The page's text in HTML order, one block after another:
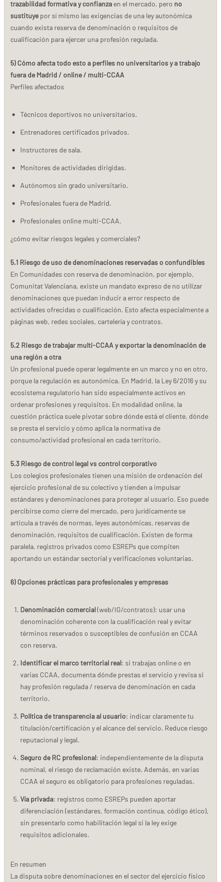
trazabilidad formativa y confianza en el mercado, pero no
sustituye por sí mismo las exigencias de una ley autonómica
cuando exista reserva de denominación o requisitos de
cualificación para ejercer una profesión regulada.
5) Cómo afecta todo esto a perfiles no universitarios y a trabajo
fuera de Madrid / online / multi-CCAA
Perfiles afectados
Técnicos deportivos no universitarios.
Entrenadores certificados privados.
Instructores de sala.
Monitores de actividades dirigidas.
Autónomos sin grado universitario.
Profesionales fuera de Madrid.
Profesionales online multi-CCAA.
¿cómo evitar riesgos legales y comerciales?
5.1 Riesgo de uso de denominaciones reservadas o confundibles
En Comunidades con reserva de denominación, por ejemplo,
Comunitat Valenciana, existe un mandato expreso de no utilizar
denominaciones que puedan inducir a error respecto de
actividades ofrecidas o cualificación. Esto afecta especialmente a
páginas web, redes sociales, cartelería y contratos.
5.2 Riesgo de trabajar multi-CCAA y exportar la denominación de
una región a otra
Un profesional puede operar legalmente en un marco y no en otro,
porque la regulación es autonómica. En Madrid, la Ley 6/2016 y su
ecosistema regulatorio han sido especialmente activos en
ordenar profesiones y requisitos. En modalidad online, la
cuestión práctica suele pivotar sobre dónde está el cliente, dónde
se presta el servicio y cómo aplica la normativa de
consumo/actividad profesional en cada territorio.
5.3 Riesgo de control legal vs control corporativo
Los colegios profesionales tienen una misión de ordenación del
ejercicio profesional de su colectivo y tienden a impulsar
estándares y denominaciones para proteger al usuario. Eso puede
percibirse como cierre del mercado, pero jurídicamente se
articula a través de normas, leyes autonómicas, reservas de
denominación, requisitos de cualificación. Existen de forma
paralela, registros privados como ESREPs que compiten
aportando un estándar sectorial y verificaciones voluntarias.
6) Opciones prácticas para profesionales y empresas
Denominación comercial(web/IG/contratos): usar una
denominación coherente con la cualificación real y evitar
términos reservados o susceptibles de confusión en CCAA
con reserva.
Identificar el marco territorial real: si trabajas online o en
varias CCAA, documenta dónde prestas el servicio y revisa si
hay profesión regulada / reserva de denominación en cada
territorio.
Política de transparencia al usuario: indicar claramente tu
titulación/certificación y el alcance del servicio. Reduce riesgo
reputacional y legal.
Seguro de RC profesional: independientemente de la disputa
nominal, el riesgo de reclamación existe. Además, en varias
CCAA el seguro es obligatorio para profesiones reguladas.
Vía privada: registros como ESREPs pueden aportar
diferenciación (estándares, formación continua, código ético),
sin presentarlo como habilitación legal si la ley exige
requisitos adicionales.
En resumen
La disputa sobre denominaciones en el sector del ejercicio físico